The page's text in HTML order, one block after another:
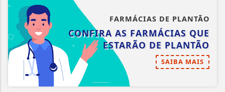
FARMÁCIAS DE PLANTÃO
CONFIRA AS FARMÁCIAS QUE
ESTARÃO DE PLANTÃO
SAIBA MAIS